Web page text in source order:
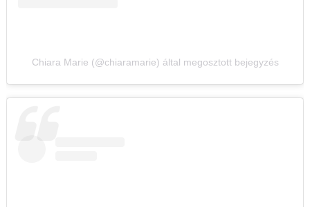
Chiara Marie (@chiaramarie) által megosztott bejegyzés